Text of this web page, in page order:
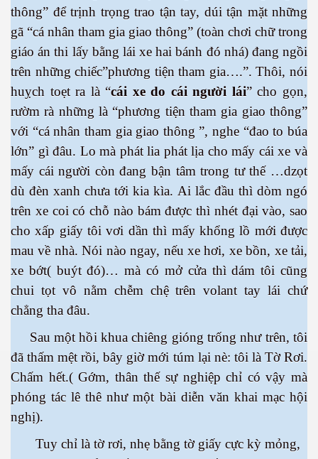
thông” để trịnh trọng trao tận tay, dúi tận mặt những
gã “cá nhân tham gia giao thông” (toàn chơi chữ trong
giáo án thi lấy bằng lái xe hai bánh đó nhá) đang ngồi
trên những chiếc”phương tiện tham gia….”. Thôi, nói
huỵch toẹt ra là “cái xe do cái người lái” cho gọn,
rườm rà những là “phương tiện tham gia giao thông”
với “cá nhân tham gia giao thông ”, nghe “đao to búa
lớn” gì đâu. Lo mà phát lia phát lịa cho mấy cái xe và
mấy cái người còn đang bận tâm trong tư thế …dzọt
dù đèn xanh chưa tới kia kìa. Ai lắc đầu thì dòm ngó
trên xe coi có chỗ nào bám được thì nhét đại vào, sao
cho xấp giấy tôi vơi dần thì mấy khổng lồ mới được
mau về nhà. Nói nào ngay, nếu xe hơi, xe bồn, xe tải,
xe bớt( buýt đó)… mà có mở cửa thì dám tôi cũng
chui tọt vô nằm chễm chệ trên volant tay lái chứ
chẳng tha đâu.
Sau một hồi khua chiêng gióng trống như trên, tôi
đã thấm mệt rồi, bây giờ mới túm lại nè: tôi là Tờ Rơi.
Chấm hết.( Gớm, thân thế sự nghiệp chỉ có vậy mà
phóng tác lê thê như một bài diễn văn khai mạc hội
nghị).
Tuy chỉ là tờ rơi, nhẹ bằng tờ giấy cực kỳ mỏng,
Trí